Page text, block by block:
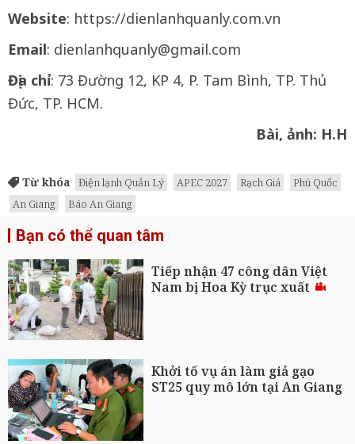
Website: https://dienlanhquanly.com.vn
Email: dienlanhquanly@gmail.com
Địa chỉ: 73 Đường 12, KP 4, P. Tam Bình, TP. Thủ
Đức, TP. HCM.
Bài, ảnh: H.H
Từ khóa Điện lạnh Quản Lý APEC 2027 Rạch Giá
Phú Quốc
An Giang
Báo An Giang
Bạn có thể quan tâm
Tiếp nhận 47 công dân Việt
Nam bị Hoa Kỳ trục xuất
Khởi tố vụ án làm giả gạo
ST25 quy mô lớn tại An Giang